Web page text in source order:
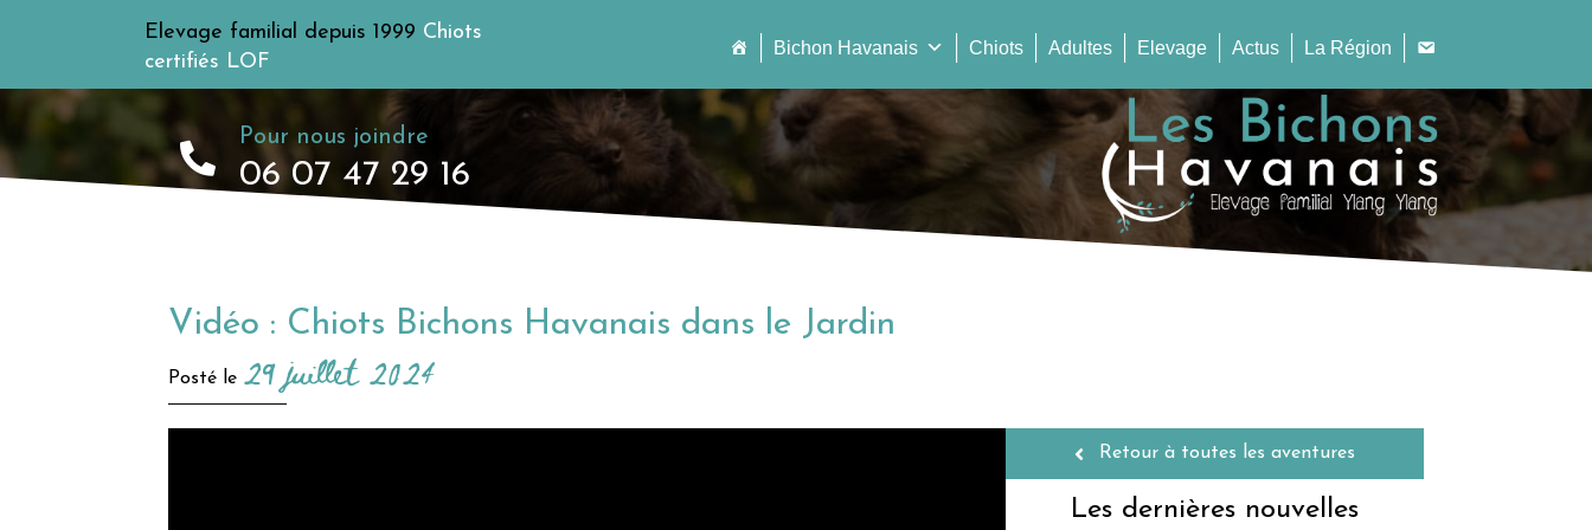
Elevage familial depuis 1999 Chiots
certifiés LOF
Bichon Havanais Chiots Adultes Elevage Actus La Région
Pour nous joindre
06 07 47 29 16
Vidéo : Chiots Bichons Havanais dans le Jardin
Posté le 29 juillet 2024
Retour à toutes les aventures
Les dernières nouvelles